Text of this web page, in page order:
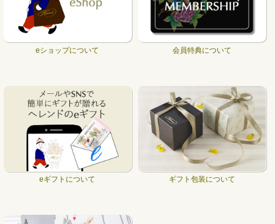
eショップについて 会員特典について
eギフトについて ギフト包装について